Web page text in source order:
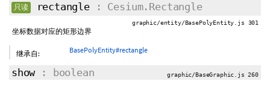
只读 rectangle : Cesium.Rectangle
graphic/entity/BasePolyEntity.js 301
坐标数据对应的矩形边界
继承自: BasePolyEntity#rectangle
show: boolean graphic/BaseGraphic.js 260